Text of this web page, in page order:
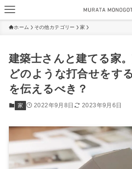
ホーム その他カテゴリー 家
建築士さんと建てる家
どのような打合せをす
を伝えるべき？
家 2022年9月8日 2023年9月6日